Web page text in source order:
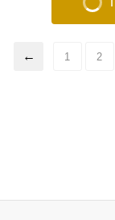
1 2